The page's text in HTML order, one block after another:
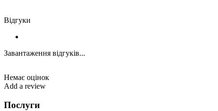
Відгуки
Завантаження відгуків...
Немає оцінок
Add a review
Послуги